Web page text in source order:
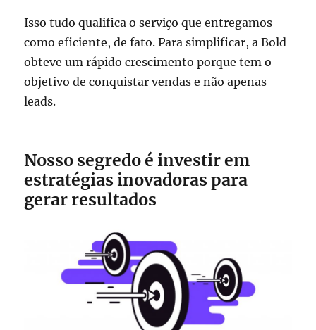
Isso tudo qualifica o serviço que entregamos
como eficiente, de fato. Para simplificar, a Bold
obteve um rápido crescimento porque tem o
objetivo de conquistar vendas e não apenas
leads.
Nosso segredo é investir em
estratégias inovadoras para
gerar resultados